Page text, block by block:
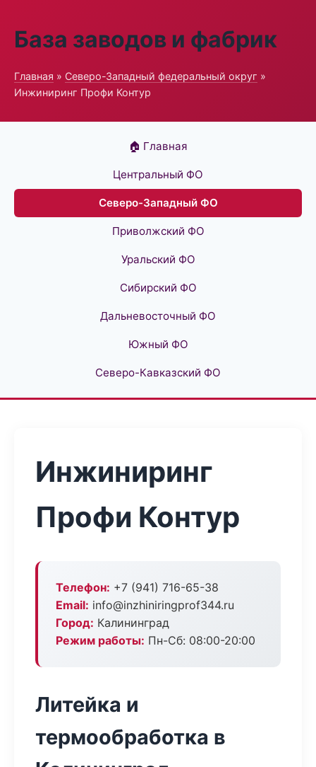
База заводов и фабрик
Главная » Северо-Западный федеральный округ »
Инжиниринг Профи Контур
🏠 Главная
Центральный ФО
Северо-Западный ФО
Приволжский ФО
Уральский ФО
Сибирский ФО
Дальневосточный ФО
Южный ФО
Северо-Кавказский ФО
Инжиниринг
Профи Контур
Телефон: +7 (941) 716-65-38
Email: info@inzhiniringprof344.ru
Город: Калининград
Режим работы: Пн-Сб: 08:00-20:00
Литейка и
термообработка в